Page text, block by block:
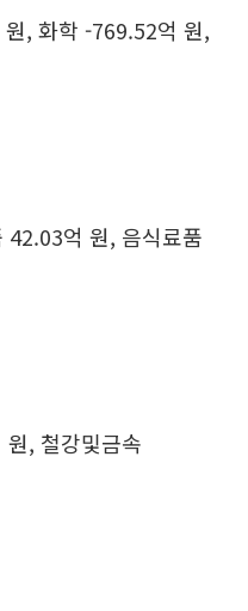
, 화학 -769.52억 원,
억 원, 음식료품
, 철강및금속